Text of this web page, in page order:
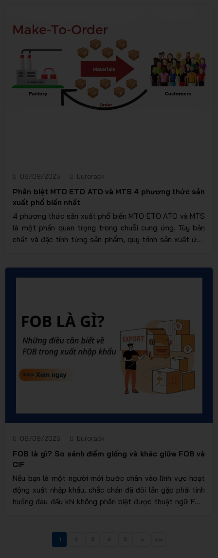
cầu doanh nghiệp. Hãy tham khảo bài viết để biết thêm
về bảng giá, cũng như thông tin các sản phẩm tại
Eurorack nhé!
08/09/2025 Eurorack
Phân biệt MTO ETO ATO và MTS 4 phương thức sản
xuất phổ biến nhất
4 phương thức sản xuất phổ biến MTO ETO ATO và MTS
là một phần quan trọng trong chuỗi cung ứng. Tùy bản
chất và đặc tính từng sản phẩm, quy trình sản xuất ứng
08/09/2025 Eurorack
FOB là gì? So sánh điểm giống và khác giữa FOB và
CIF
Nếu bạn là một người mới bước chân vào lĩnh vực hoạt
động xuất nhập khẩu, chắc chắn đã đôi lần gặp phải tình
huống đau đầu khi không phân biệt được thuật ngữ FOB
nó lại có những điểm khác biệt. Chính vì vậy hãy cùng
Eurorack tìm hiểu sâu hơn về thuật ngữ FOB là gì? Và so
1